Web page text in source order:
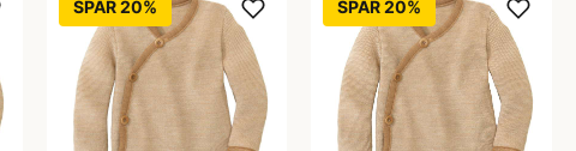
SPAR 20% SPAR 20%